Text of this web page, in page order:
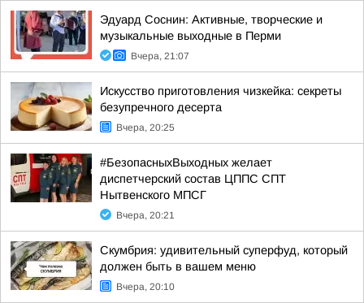
Эдуард Соснин: Активные, творческие и
музыкальные выходные в Перми
Вчера, 21:07
Искусство приготовления чизкейка: секреты
безупречного десерта
Вчера, 20:25
#БезопасныхВыходных желает
диспетчерский состав ЦППС СПТ
Нытвенского МПСГ
Вчера, 20:21
Скумбрия: удивительный суперфуд, который
должен быть в вашем меню
Вчера, 20:10